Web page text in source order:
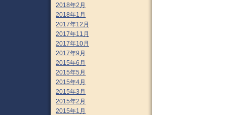
2018年2月
2018年1月
2017年12月
2017年11月
2017年10月
2017年9月
2015年6月
2015年5月
2015年4月
2015年3月
2015年2月
2015年1月